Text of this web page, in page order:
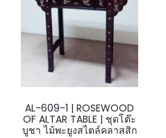
AL-609-1 | ROSEWOOD
OF ALTAR TABLE | ชุดโต๊ะ
บูชา ไม้พะยูงสไตล์คลาสสิก